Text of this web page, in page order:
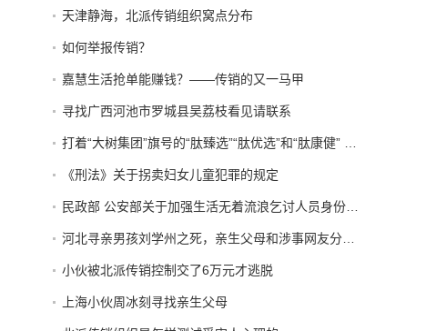
天津静海，北派传销组织窝点分布
如何举报传销？
嘉慧生活抢单能赚钱？——传销的又一马甲
寻找广西河池市罗城县吴荔枝看见请联系
《刑法》关于拐卖妇女儿童犯罪的规定
小伙被北派传销控制交了6万元才逃脱
上海小伙周冰刻寻找亲生父母